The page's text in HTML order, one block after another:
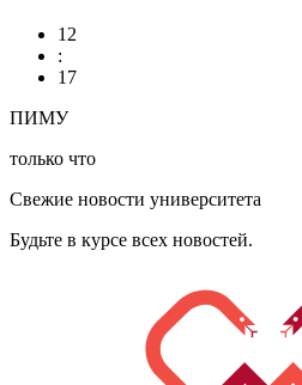
12
:
17
ПИМУ
только что
Свежие новости университета
Будьте в курсе всех новостей.